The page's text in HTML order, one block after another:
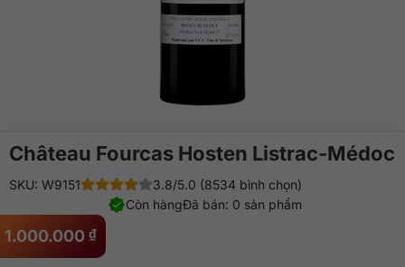
Château Fourcas Hosten Listrac-Médoc
1.000.000 ₫
SKU: W9151
3.8/5.0 (8534 bình chọn)
Đã bán: 0 sản phẩm
Còn hàng